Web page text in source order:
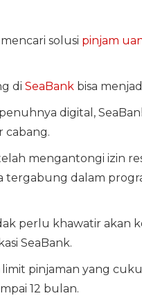
solusi pinjam
di SeaBank bisa
digital,
cabang.
mengantongi izin
tergabung dalam
perlu khawatir akan
SeaBank.
pinjaman yang
12 bulan.